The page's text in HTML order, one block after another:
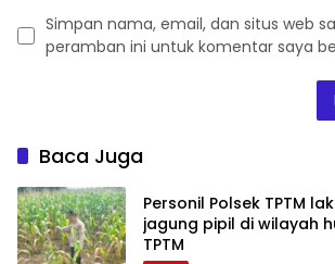
Simpan nama, email, dan situs web
peramban ini untuk komentar saya
Baca Juga
Personil Polsek TPTM
jagung pipil di wilayah
TPTM